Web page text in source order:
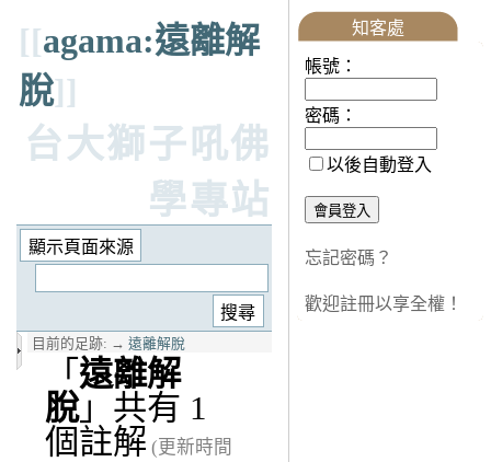
[[agama:遠離解
脫]]
台大獅子吼佛
學專站
目前的足跡: → 遠離解脫
「 遠離解
脫」共有 1
個註解 (更新時間
知客處
帳號：
密碼：
以後自動登入
忘記密碼？
歡迎註冊以享全權！